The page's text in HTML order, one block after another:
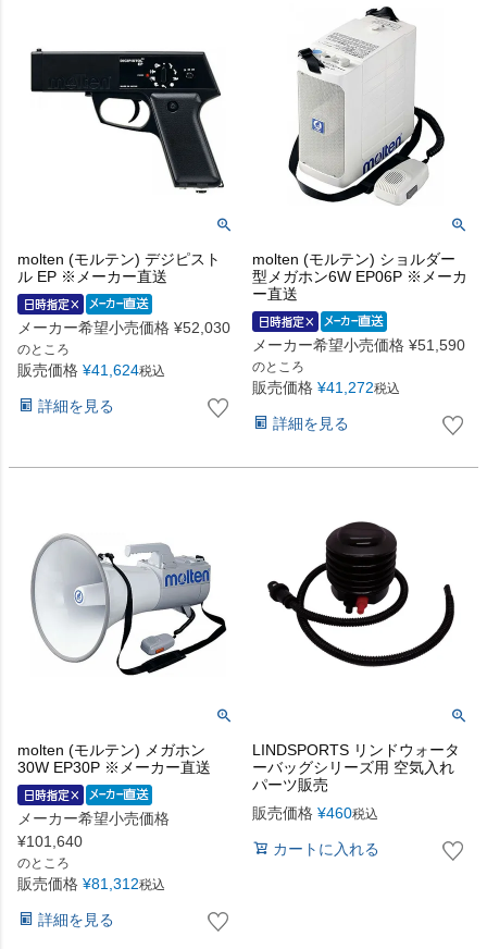
molten (モルテン) デジピスト
ル EP ※メーカー直送
メーカー希望小売価格 ¥52,030
のところ
販売価格 ¥41,624税込
詳細を見る
molten (モルテン) ショルダー
型メガホン6W EP06P ※メーカ
ー直送
メーカー希望小売価格 ¥51,590
のところ
販売価格 ¥41,272税込
詳細を見る
molten (モルテン) メガホン
30W EP30P ※メーカー直送
メーカー希望小売価格
¥101,640
のところ
販売価格 ¥81,312税込
詳細を見る
LINDSPORTS リンドウォータ
ーバッグシリーズ用 空気入れ
パーツ販売
販売価格 ¥460税込
カートに入れる